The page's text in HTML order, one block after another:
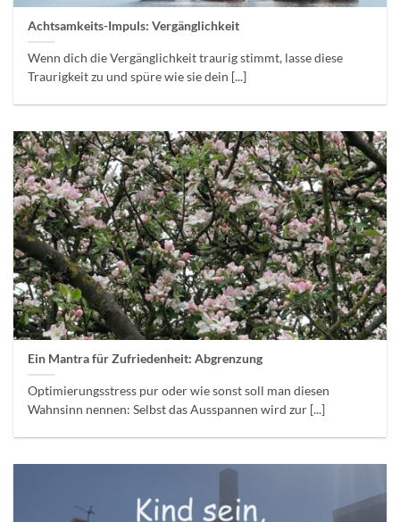
Achtsamkeits-Impuls: Vergänglichkeit
Wenn dich die Vergänglichkeit traurig stimmt, lasse diese
Traurigkeit zu und spüre wie sie dein [...]
Ein Mantra für Zufriedenheit: Abgrenzung
Optimierungsstress pur oder wie sonst soll man diesen
Wahnsinn nennen: Selbst das Ausspannen wird zur [...]